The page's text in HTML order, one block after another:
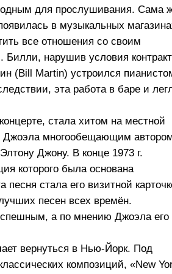
для прослушивания. Сама
в музыкальных
все отношения со своим
нарушив условия
(Bill Martin) устроился
эта работа в баре и
стала хитом на местной
Джоэла многообещающим
Джону. В конце 1973 г.
которого была основана
стала его визитной
песен всех времён.
а по мнению Джоэла его
вернуться в Нью-Йорк. Под
композиций, «New